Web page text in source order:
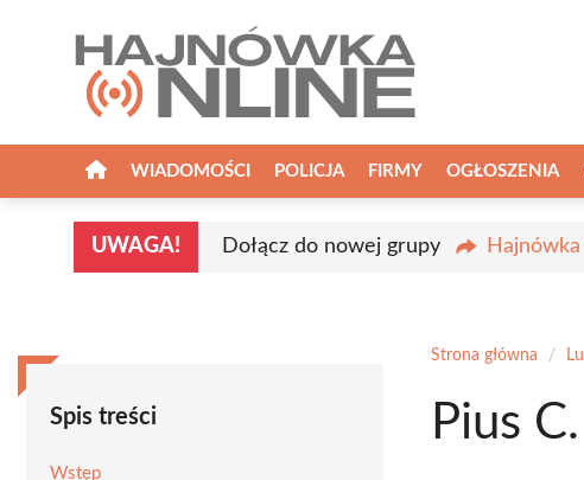
WIADOMOŚCI POLICJA FIRMY OGŁOSZENIA
UWAGA! Dołącz do nowej grupy
Spis treści
Wstęp
Strona główna /
Pius